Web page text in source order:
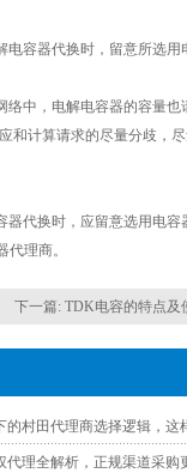
容器代换时，留意所选用
中，电解电容器的容量也
和计算请求的尽量分歧，
代换时，应留意选用电容
理商。
下一篇: TDK电容的特点及
代理全解析，正规渠道采购